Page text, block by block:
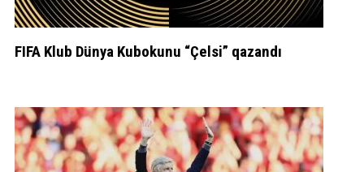
FIFA Klub Dünya Kubokunu “Çelsi” qazandı